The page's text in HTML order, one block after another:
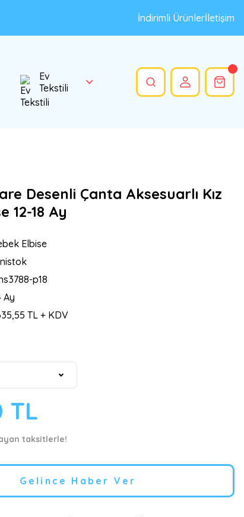
İndirimli Ürünlerİletişim
Ev
Tekstili
Desenli Çanta Aksesuarlı Kız
12-18 Ay
Elbise
p18
Ay
TL + KDV
TL
taksitlerle!
Gelince Haber Ver